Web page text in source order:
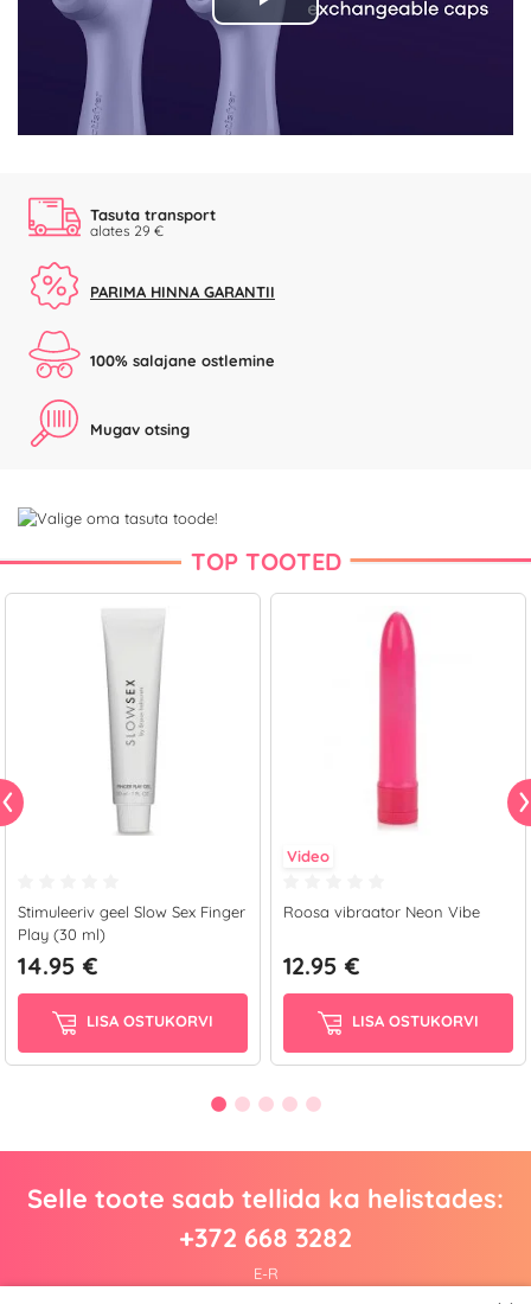
Play
Video
Tasuta transport
alates 29 €
PARIMA HINNA GARANTII
100% salajane ostlemine
Mugav otsing
TOP TOOTED
Stimuleeriv geel Slow Sex Finger
Play (30 ml)
14.95 €
LISA OSTUKORVI
Video
Roosa vibraator Neon Vibe
12.95 €
LISA OSTUKORVI
Selle toote saab tellida ka helistades:
+372 668 3282
E-R